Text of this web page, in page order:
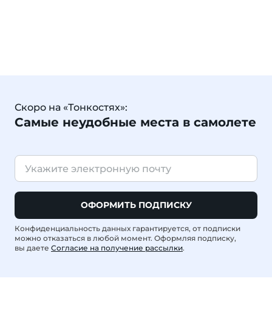
Скоро на «Тонкостях»:
Самые неудобные места в самолете
ОФОРМИТЬ ПОДПИСКУ
Конфиденциальность данных гарантируется, от подписки
можно отказаться в любой момент. Оформляя подписку,
вы даете Согласие на получение рассылки.